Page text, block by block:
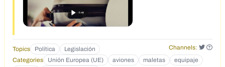
Topics Política Legislación
Channels:
Categories
Unión Europea (UE) aviones maletas
equipaje